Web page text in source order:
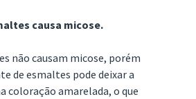
causa micose.
não causam micose, porém
de esmaltes pode deixar a
coloração amarelada, o que